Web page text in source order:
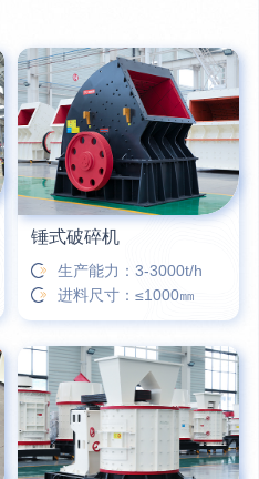
英砂全套设备有哪些？
垃圾破碎机可以铁器分类吗？
50吨的洗砂机有几个型号？
咨询一条生产线，你们能做吗？
锤式破碎机
生产能力：3-3000t/h
进料尺寸：≤1000㎜